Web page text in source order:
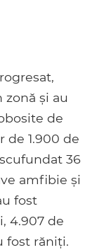
zonă și au
de
de 1.900 de
36
amfibie și
fost
4.907 de
fost răniți.